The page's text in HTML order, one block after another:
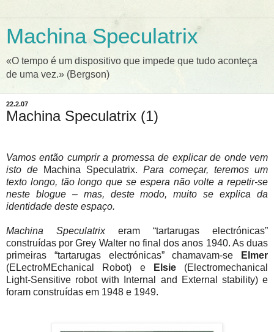
Machina Speculatrix
«O tempo é um dispositivo que impede que tudo aconteça
de uma vez.» (Bergson)
22.2.07
Machina Speculatrix (1)
Vamos então cumprir a promessa de explicar de onde vem
isto de
Machina Speculatrix. Para começar, teremos um
texto longo, tão longo que se espera não volte a repetir-se
neste blogue – mas, deste modo, muito se explica da
identidade deste espaço.
Machina Speculatrixeram “tartarugas electrónicas”
construídas por Grey Walter no final dos anos 1940. As duas
primeiras “tartarugas electrónicas” chamavam-se
Elmer
(ELectroMEchanical Robot) e
Elsie(Electromechanical
Light-Sensitive robot with Internal and External stability) e
foram construídas em 1948 e 1949.